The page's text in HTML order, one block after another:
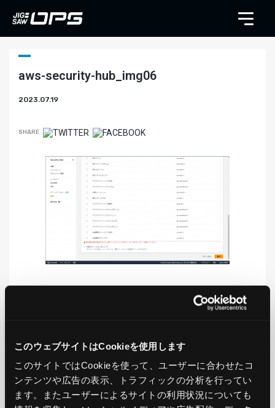
このウェブサイトはCookieを使用します
このサイトではCookieを使って、ユーザーに合わせたコ
ンテンツや広告の表示、トラフィックの分析を行ってい
ます。またユーザーによるサイトの利用状況についても
aws-security-hub_img06
2023.07.19
SHARE
SHARE
PREV NEXT
BACK TO LIST